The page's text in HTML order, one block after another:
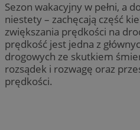
Sezon wakacyjny w pełni, a
niestety – zachęcają część
zwiększania prędkości na
prędkość jest jedna z
drogowych ze skutkiem
rozsądek i rozwagę oraz
prędkości.